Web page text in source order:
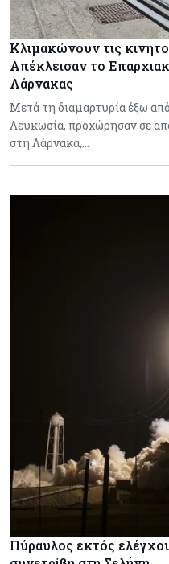
Κλιμακώνουν τις
Απέκλεισαν το
Λάρνακας
Μετά τη διαμαρτυρία έξω
Λευκωσία, προχώρησαν σε
στη Λάρνακα,…
Πύραυλος εκτός